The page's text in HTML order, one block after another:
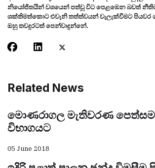
නියෝජිතයින් වශයෙන් පත්වූ විට පෙළඹෙන බවත්
ශක්තිමත්කොට එවැනි තත්ත්වයන් වැලැක්වීමට පියවර
ඔහු තවදුරටත් පෙන්වාදුන්නේ.
Related News
මොණරාගල මැතිවරණ පෙත්සම
විභාගයට
05 June 2018